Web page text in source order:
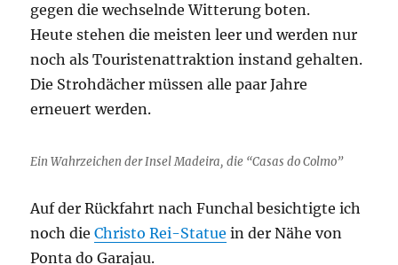
gegen die wechselnde Witterung boten.
Heute stehen die meisten leer und werden nur
noch als Touristenattraktion instand gehalten.
Die Strohdächer müssen alle paar Jahre
erneuert werden.
Ein Wahrzeichen der Insel Madeira, die “Casas do Colmo”
Auf der Rückfahrt nach Funchal besichtigte ich
noch dieChristo Rei-Statue in der Nähe von
Ponta do Garajau.